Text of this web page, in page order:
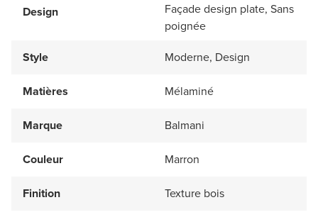
Design
Façade design plate, Sans
poignée
Style
Moderne, Design
Matières Mélaminé
Marque Balmani
Couleur Marron
Finition Texture bois